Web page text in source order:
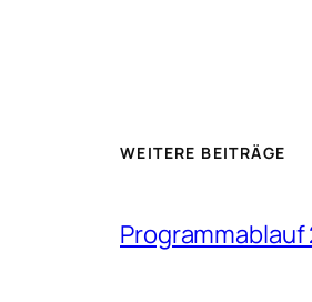
WEITERE BEITRÄGE
Programmablauf